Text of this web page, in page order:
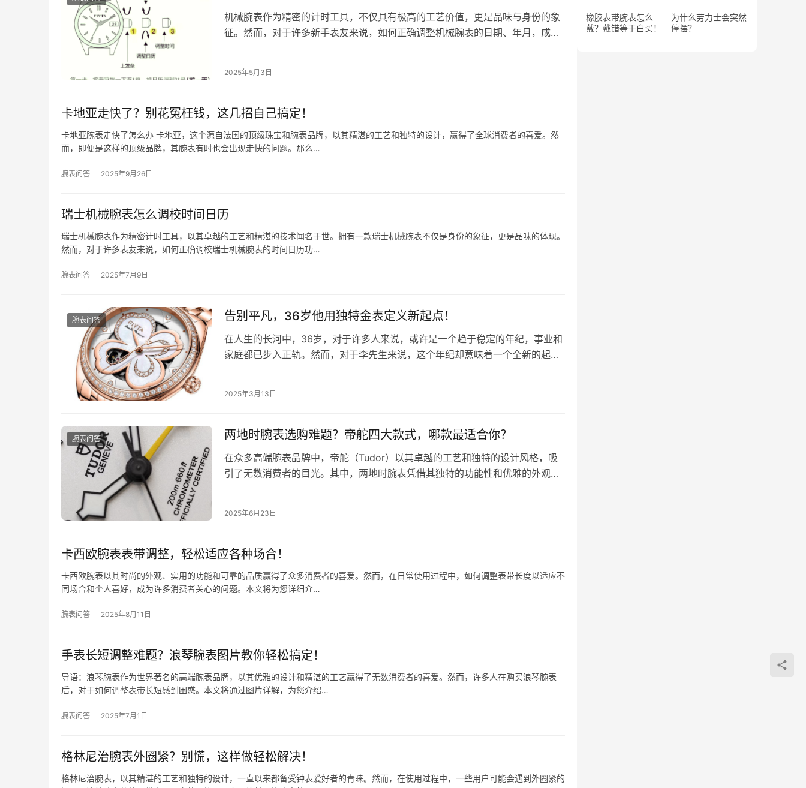
机械腕表作为精密的计时工具，不仅具有极高的工艺价值，更是品味与身份的象
征。然而，对于许多新手表友来说，如何正确调整机械腕表的日期、年月，成为
2025年5月3日
卡地亚走快了？别花冤枉钱，这几招自己搞定！
卡地亚腕表走快了怎么办 卡地亚，这个源自法国的顶级珠宝和腕表品牌，以其精湛的工艺和独特的设计，赢得了全球消费者的喜爱。然
而，即便是这样的顶级品牌，其腕表有时也会出现走快的问题。那么…
腕表问答 2025年9月26日
瑞士机械腕表怎么调校时间日历
瑞士机械腕表作为精密计时工具，以其卓越的工艺和精湛的技术闻名于世。拥有一款瑞士机械腕表不仅是身份的象征，更是品味的体现。
然而，对于许多表友来说，如何正确调校瑞士机械腕表的时间日历功…
腕表问答 2025年7月9日
腕表问答 告别平凡，36岁他用独特金表定义新起点！
在人生的长河中，36岁，对于许多人来说，或许是一个趋于稳定的年纪，事业和
家庭都已步入正轨。然而，对于李先生来说，这个年纪却意味着一个全新的起
2025年3月13日
腕表问答 两地时腕表选购难题？帝舵四大款式，哪款最适合你？
在众多高端腕表品牌中，帝舵（Tudor）以其卓越的工艺和独特的设计风格，吸
引了无数消费者的目光。其中，两地时腕表凭借其独特的功能性和优雅的外观，
2025年6月23日
卡西欧腕表表带调整，轻松适应各种场合！
卡西欧腕表以其时尚的外观、实用的功能和可靠的品质赢得了众多消费者的喜爱。然而，在日常使用过程中，如何调整表带长度以适应不
同场合和个人喜好，成为许多消费者关心的问题。本文将为您详细介…
腕表问答 2025年8月11日
手表长短调整难题？浪琴腕表图片教你轻松搞定！
导语：浪琴腕表作为世界著名的高端腕表品牌，以其优雅的设计和精湛的工艺赢得了无数消费者的喜爱。然而，许多人在购买浪琴腕表
后，对于如何调整表带长短感到困惑。本文将通过图片详解，为您介绍…
腕表问答 2025年7月1日
格林尼治腕表外圈紧？别慌，这样做轻松解决！
格林尼治腕表，以其精湛的工艺和独特的设计，一直以来都备受钟表爱好者的青睐。然而，在使用过程中，一些用户可能会遇到外圈紧的
橡胶表带腕表怎么
戴？戴错等于白买！
为什么劳力士会突然
停摆？